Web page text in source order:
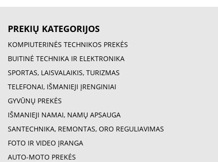
PREKIŲ KATEGORIJOS
KOMPIUTERINĖS TECHNIKOS PREKĖS
BUITINĖ TECHNIKA IR ELEKTRONIKA
SPORTAS, LAISVALAIKIS, TURIZMAS
TELEFONAI, IŠMANIEJI ĮRENGINIAI
GYVŪNŲ PREKĖS
IŠMANIEJI NAMAI, NAMŲ APSAUGA
SANTECHNIKA, REMONTAS, ORO REGULIAVIMAS
FOTO IR VIDEO ĮRANGA
AUTO-MOTO PREKĖS